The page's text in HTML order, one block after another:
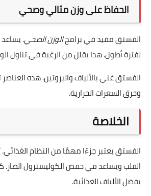
الحفاظ على وزن مثالي وصحي
الفستق مفيد في برامجالوزن الصحي.
لفترة أطول. هذا يقلل من الرغبة في تناول
الفستق غني بالألياف والبروتين. هذه
وحرق السعرات الحرارية.
الخلاصة
الفستق يعتبر جزءًا مهمًا من النظام
القلب ويساعد في خفض الكوليسترول
بفضل الألياف الغذائية.